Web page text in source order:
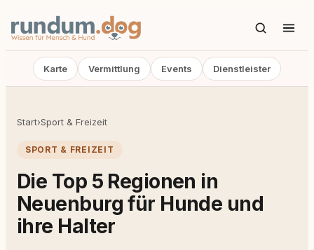
Karte Vermittlung Events Dienstleister
Start›Sport & Freizeit
SPORT & FREIZEIT
Die Top 5 Regionen in
Neuenburg für Hunde und
ihre Halter